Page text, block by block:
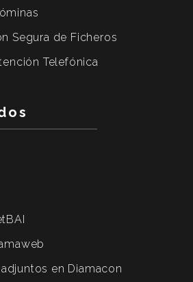
Segura de Ficheros
Telefónica
en Diamacon